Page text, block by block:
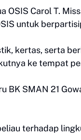
OSIS Carol T.
untuk
kertas, serta
ke tempat
BK SMAN 21
terhadap